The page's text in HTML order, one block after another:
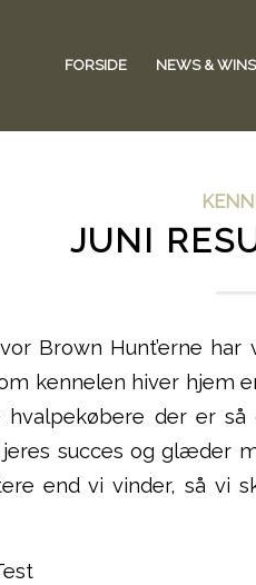
FORSIDE NEWS & WINS
JUNI
Brown Hunt’erne
kennelen hiver hjem
hvalpekøbere der er
jeres succes og glæder
end vi vinder, så vi